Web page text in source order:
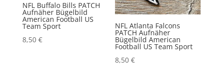
NFL Buffalo Bills PATCH
Aufnäher Bügelbild
American Football US
Team Sport
8,50 €
NFL Atlanta Falcons
PATCH Aufnäher
Bügelbild American
Football US Team Sport
8,50€